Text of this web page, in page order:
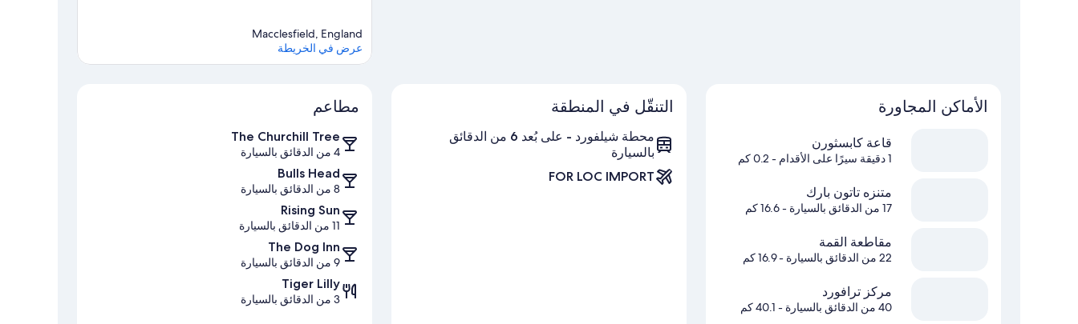
Macclesfield, England
عرض في الخريطة
الأماكن المجاورة
قاعة كابسثورن
1 دقيقة سيرًا على الأقدام - 0.2 كم
متنزه تاتون بارك
17 من الدقائق بالسيارة - 16.6 كم
مقاطعة القمة
22 من الدقائق بالسيارة - 16.9 كم
مركز ترافورد
40 من الدقائق بالسيارة - 40.1 كم
التنقّل في المنطقة
محطة شيلفورد - على بُعد 6 من الدقائق
بالسيارة
FOR LOC IMPORT
مطاعم
The Churchill Tree
4 من الدقائق بالسيارة
Bulls Head
8 من الدقائق بالسيارة
Rising Sun
11 من الدقائق بالسيارة
The Dog Inn
9 من الدقائق بالسيارة
Tiger Lilly
3 من الدقائق بالسيارة